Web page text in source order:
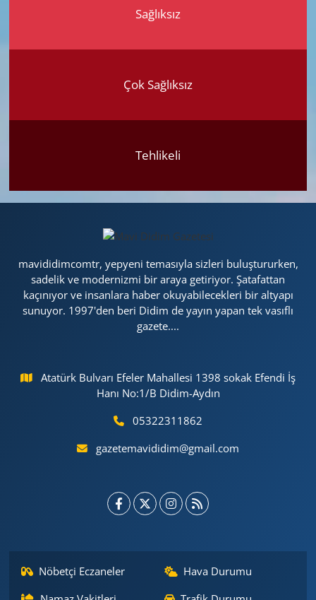
Sağlıksız
Çok Sağlıksız
Tehlikeli
mavididimcomtr, yepyeni temasıyla sizleri buluştururken,
sadelik ve modernizmi bir araya getiriyor. Şatafattan
kaçınıyor ve insanlara haber okuyabilecekleri bir altyapı
sunuyor. 1997'den beri Didim de yayın yapan tek vasıflı
gazete....
Atatürk Bulvarı Efeler Mahallesi 1398 sokak Efendi İş
Hanı No:1/B Didim-Aydın
05322311862
gazetemavididim@gmail.com
Nöbetçi Eczaneler
Hava Durumu